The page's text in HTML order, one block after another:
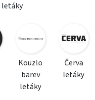
letáky
Kouzlo
barev
letáky
Červa
letáky